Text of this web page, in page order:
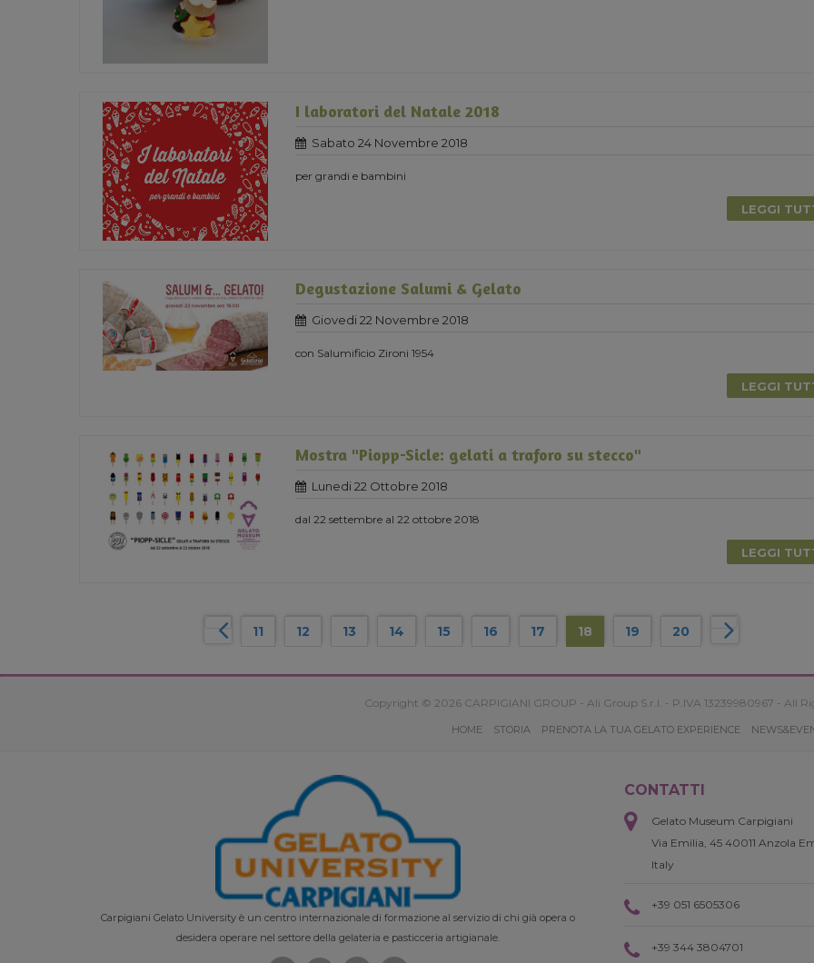
I laboratori del Natale 2018
Sabato 24 Novembre 2018
per grandi e bambini
LEGGI
Degustazione Salumi & Gelato
Giovedi 22 Novembre 2018
con Salumificio Zironi 1954
LEGGI
Mostra "Piopp-Sicle: gelati a traforo su stecco"
Lunedi 22 Ottobre 2018
dal 22 settembre al 22 ottobre 2018
LEGGI
11 12 13 14 15 16 17 18 19 20
Copyright © 2026 CARPIGIANI GROUP - Ali Group S.r.l. - P.IVA 13239980967 - All
HOME STORIA PRENOTA LA TUA GELATO EXPERIENCE
Carpigiani Gelato University è un centro internazionale di formazione al servizio di chi già opera o
desidera operare nel settore della gelateria e pasticceria artigianale.
CONTATTI
Gelato Museum Carpigiani
Via Emilia, 45 40011 Anzola
Italy
+39 051 6505306
+39 344 3804701